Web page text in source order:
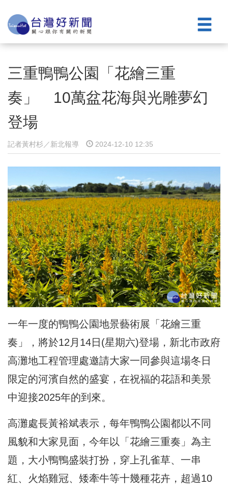
三重鴨鴨公園「花繪三重
奏」 10萬盆花海與光雕夢幻
登場
記者黃村杉／新北報導 2024-12-10 12:35
一年一度的鴨鴨公園地景藝術展「花繪三重
奏」， 將於12月14日(星期六)登場， 新北市政府
高灘地工程管理處邀請大家一同參與這場冬日
限定的河濱自然的盛宴，在祝福的花語和美景
中迎接2025年的到來。
高灘處長黃裕斌表示，每年鴨鴨公園都以不同
風貌和大家見面，今年以「花繪三重奏」為主
題，大小鴨鴨盛裝打扮，穿上孔雀草、 一串
紅、火焰雞冠、矮牽牛等十幾種花卉，超過10